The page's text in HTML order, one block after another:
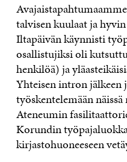
talvisen kuulaat ja
Iltapäivän käynnisti
osallistujiksi oli
henkilöä) ja
Yhteisen intron
työskentelemään
Ateneumin
Korundin
kirjastohuoneeseen